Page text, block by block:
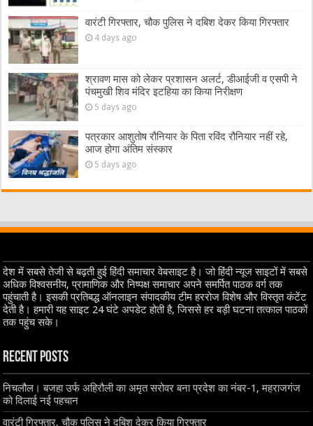
वारंटी गिरफ्तार, चौक पुलिस ने दबिश देकर किया गिरफ्तार
4 days ago
श्रावण मास को लेकर प्रशासन अलर्ट, डीआईजी व एसपी ने
पंचमुखी शिव मंदिर इटहिया का किया निरीक्षण
5 days ago
पत्रकार आशुतोष रौनियार के पिता रविंद रौनियार नहीं रहे,
आज होगा अंतिम संस्कार
5 days ago
देश में सबसे तेजी से बढ़ती हुई हिंदी समाचार वेबसाइट है। जो हिंदी न्यूज साइटों में सबसे
अधिक विश्वसनीय, प्रामाणिक और निष्पक्ष समाचार अपने समर्पित पाठक वर्ग तक
पहुंचाती है। इसकी प्रतिबद्ध ऑनलाइन संपादकीय टीम हररोज विशेष और विस्तृत कंटेंट
देती है। हमारी यह साइट 24 घंटे अपडेट होती है, जिससे हर बड़ी घटना तत्काल पाठकों
तक पहुंच सके।
Recent Posts
निचलौल। बजहा उर्फ अहिरौली का अमृत सरोवर बना प्रदेश का नंबर-1, महराजगंज
को दिलाई नई पहचान
वारंटी गिरफ्तार, चौक पुलिस ने दबिश देकर किया गिरफ्तार